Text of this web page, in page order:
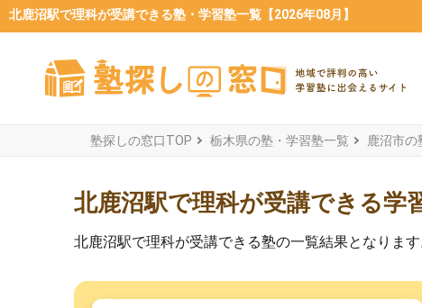
北鹿沼駅で理科が受講できる塾・学習塾一覧【2026年08月】
塾探しの窓口TOP 栃木県の塾・学習塾一覧 鹿沼市の
北鹿沼駅で理科が受講できる学
北鹿沼駅で理科が受講できる塾の一覧結果となりま